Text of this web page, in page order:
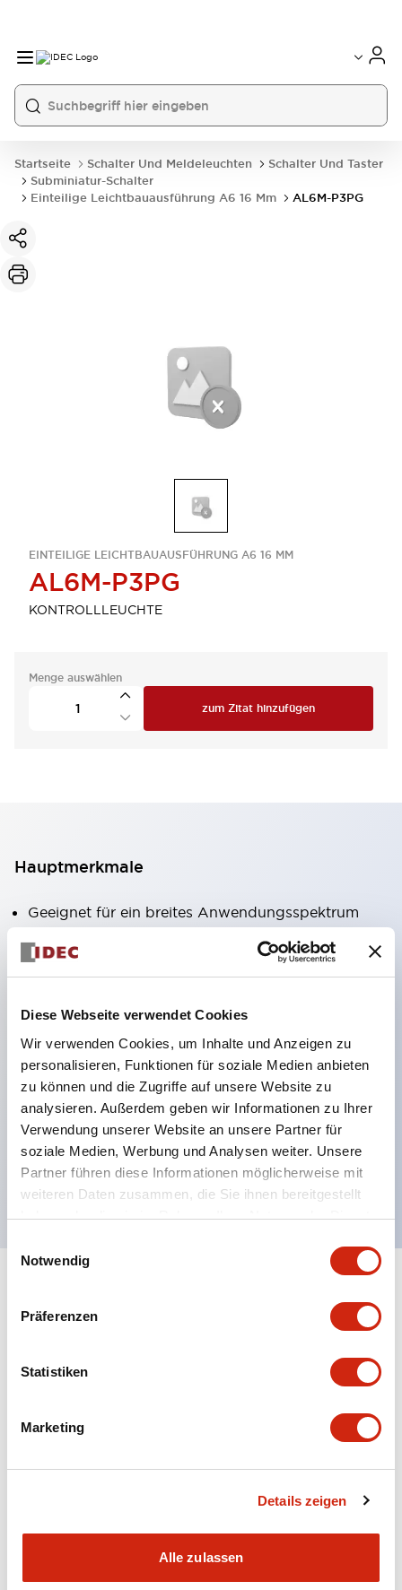
Diese Webseite verwendet Cookies
Wir verwenden Cookies, um Inhalte und Anzeigen zu
personalisieren, Funktionen für soziale Medien anbieten
zu können und die Zugriffe auf unsere Website zu
analysieren. Außerdem geben wir Informationen zu Ihrer
Verwendung unserer Website an unsere Partner für
soziale Medien, Werbung und Analysen weiter. Unsere
Partner führen diese Informationen möglicherweise mit
weiteren Daten zusammen, die Sie ihnen bereitgestellt
haben oder die sie im Rahmen Ihrer Nutzung der Dienste
Notwendig
Präferenzen
Statistiken
Marketing
Details zeigen
Alle zulassen
Startseite Schalter Und Meldeleuchten
Schalter Und Taster
Subminiatur-Schalter
Einteilige Leichtbauausführung A6 16 Mm
AL6M-P3PG
EINTEILIGE LEICHTBAUAUSFÜHRUNG A6 16 MM
AL6M-P3PG
KONTROLLLEUCHTE
Menge auswählen
zum Zitat hinzufügen
Hauptmerkmale
Geeignet für ein breites Anwendungsspektrum
von der Konsumelektronik bis zum FA-Bereich
LED-Beleuchtungseinheit mit integriertem
LED-Lampenkörper
Schutzarten IP40 und IP65 vollständig verfügbar
(IEC 60529)
UL- und CSA-zertifiziert. Entspricht EN (Europa)
Normen. CCC-zertifiziert (außer Anzeigeleuchten).
Mit speziellem Zubehör leicht auf Φ22 Flash-
Silhouette umstellbar
Electrical Specifications (rated illuminated